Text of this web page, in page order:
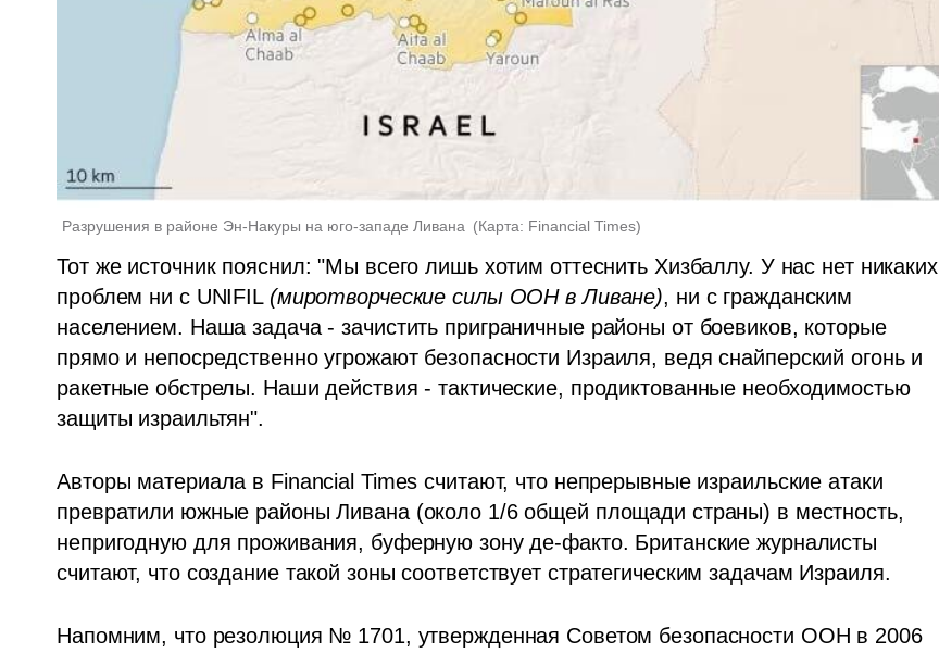
Разрушения в районе Эн-Накуры на юго-западе Ливана (Карта: Financial Times)
Тот же источник пояснил: "Мы всего лишь хотим оттеснить Хизбаллу. У нас нет никаких
проблем ни с UNIFIL (миротворческие силы ООН в Ливане), ни с гражданским
населением. Наша задача - зачистить приграничные районы от боевиков, которые
прямо и непосредственно угрожают безопасности Израиля, ведя снайперский огонь и
ракетные обстрелы. Наши действия - тактические, продиктованные необходимостью
защиты израильтян".
Авторы материала в Financial Times считают, что непрерывные израильские атаки
превратили южные районы Ливана (около 1/6 общей площади страны) в местность,
непригодную для проживания, буферную зону де-факто. Британские журналисты
считают, что создание такой зоны соответствует стратегическим задачам Израиля.
Напомним, что резолюция № 1701, утвержденная Советом безопасности ООН в 2006